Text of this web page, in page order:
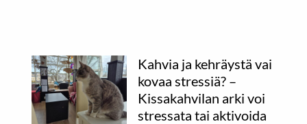
Kahvia ja kehräystä vai
kovaa stressiä? –
Kissakahvilan arki voi
stressata tai aktivoida